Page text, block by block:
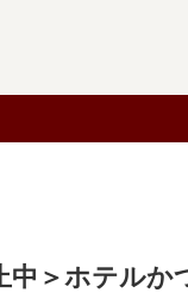
中＞ホテル